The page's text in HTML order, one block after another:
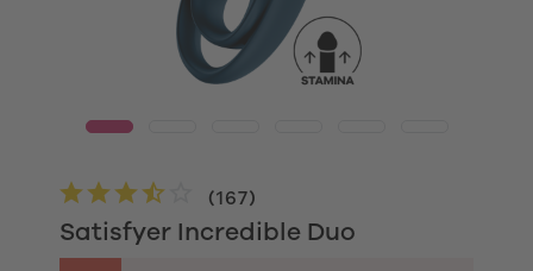
Satisfyer Incredible Duo
(167)